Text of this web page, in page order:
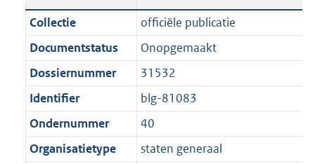
c
a
t
i
e
i
n
f
t
e
:
3
6
K
b
n
d
s
r
o
t
a
n
d
g
r
o
Collectie
officiële publicatie
Documentstatus
Onopgemaakt
Dossiernummer
31532
Identifier
blg-81083
Ondernummer
40
Organisatietype
staten generaal